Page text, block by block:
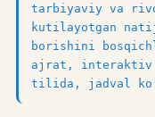
tarbiyaviy va
kutilayotgan
borishini
ajrat, interaktiv
tilida, jadval